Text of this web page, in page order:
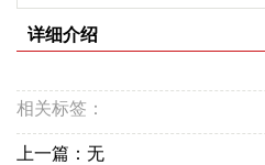
详细介绍
相关标签：
上一篇：无